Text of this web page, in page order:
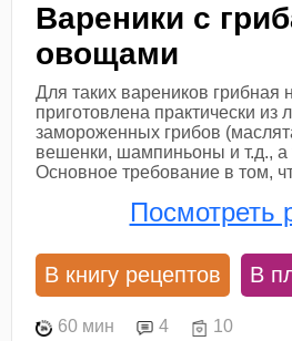
Вареники с
овощами
Для таких вареников грибная
приготовлена практически
замороженных грибов
вешенки, шампиньоны и т.д., а
Основное требование в том,
Посмотреть
В книгу рецептов В
60 мин 4 10